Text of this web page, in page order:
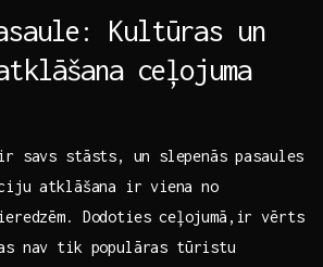
Kultūras un⁣
ceļojuma
ir savs ​stāsts,⁤ un⁣ slepenās pasaules
atklāšana ⁣ir ⁣viena no
Dodoties⁣ ceļojumā,ir vērts
nav tik populāras tūristu